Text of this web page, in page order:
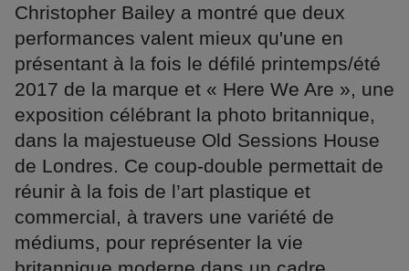
Christopher Bailey a montré que deux
performances valent mieux qu'une en
présentant à la fois le défilé printemps/été
2017 de la marque et « Here We Are », une
exposition célébrant la photo britannique,
dans la majestueuse Old Sessions House
de Londres. Ce coup-double permettait de
réunir à la fois de l’art plastique et
commercial, à travers une variété de
médiums, pour représenter la vie